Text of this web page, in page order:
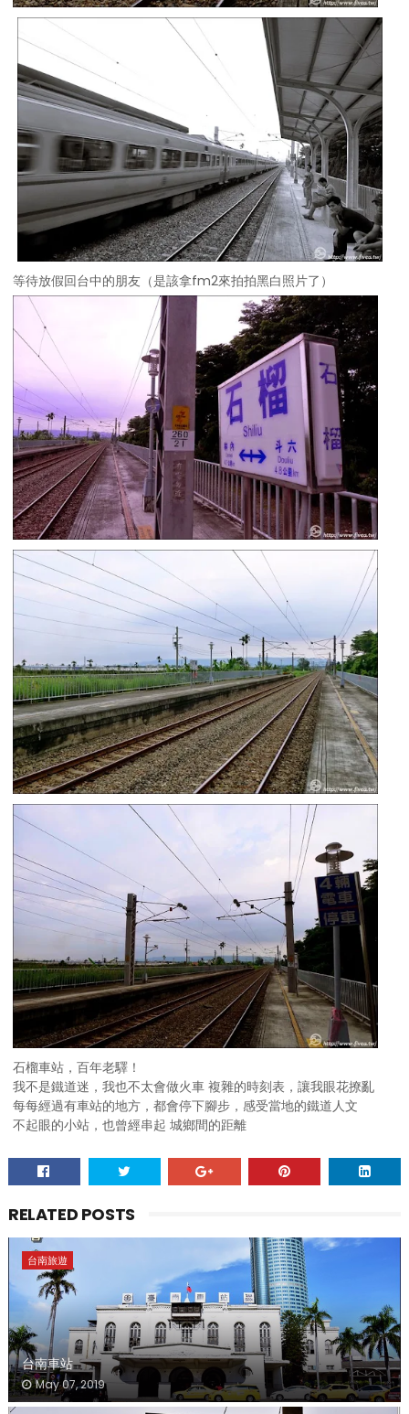
等待放假回台中的朋友（是該拿fm2來拍拍黑白照片了）
石榴車站，百年老驛！
我不是鐵道迷，我也不太會做火車 複雜的時刻表，讓我眼花撩亂
每每經過有車站的地方，都會停下腳步，感受當地的鐵道人文
不起眼的小站，也曾經串起 城鄉間的距離
RELATED POSTS
台南旅遊
台南車站
May 07, 2019